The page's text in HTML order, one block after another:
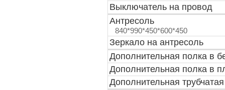
Выключатель на провод
Антресоль
840*990*450*600*450
Зеркало на антресоль
Дополнительная полка в
Дополнительная полка в
Дополнительная